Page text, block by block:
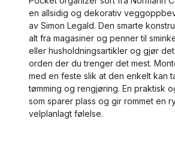
en allsidig og dekorativ
av Simon Legald. Den smarte
alt fra magasiner og penner til
eller husholdningsartikler og gjør
orden der du trenger det mest.
med en feste slik at den enkelt kan
tømming og rengjøring. En praktisk
som sparer plass og gir rommet en
velplanlagt følelse.